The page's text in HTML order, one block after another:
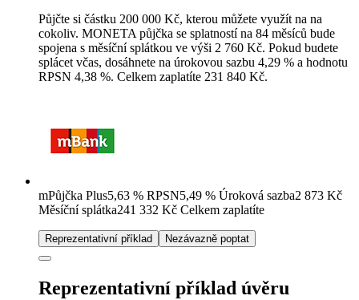
Půjčte si částku 200 000 Kč, kterou můžete využít na na
cokoliv. MONETA půjčka se splatností na 84 měsíců bude
spojena s měsíční splátkou ve výši 2 760 Kč. Pokud budete
splácet včas, dosáhnete na úrokovou sazbu 4,29 % a hodnotu
RPSN 4,38 %. Celkem zaplatíte 231 840 Kč.
mPůjčka Plus5,63 % RPSN5,49 % Úroková sazba2 873 Kč
Měsíční splátka241 332 Kč Celkem zaplatíte
Reprezentativní příklad Nezávazně poptat
Reprezentativní příklad úvěru